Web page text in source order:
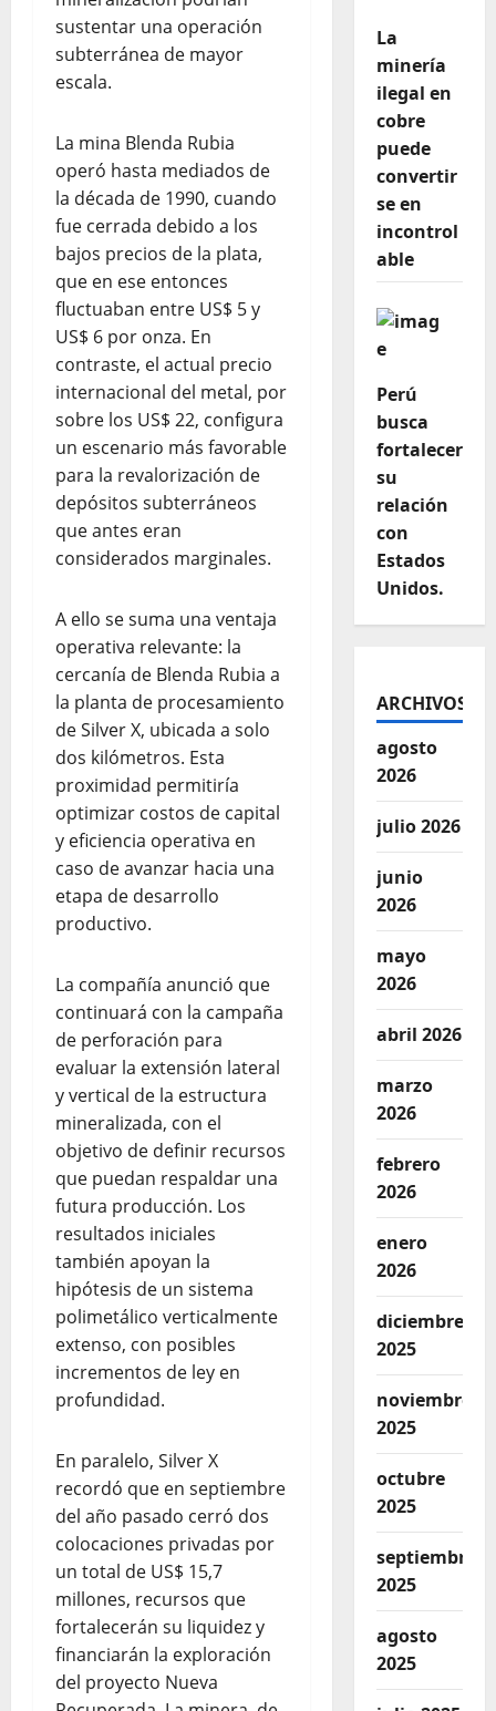
sustentar una operación
subterránea de mayor
escala.
La mina Blenda Rubia
operó hasta mediados de
la década de 1990, cuando
fue cerrada debido a los
bajos precios de la plata,
que en ese entonces
fluctuaban entre US$ 5 y
US$ 6 por onza. En
contraste, el actual precio
internacional del metal, por
sobre los US$ 22, configura
un escenario más favorable
para la revalorización de
depósitos subterráneos
que antes eran
considerados marginales.
A ello se suma una ventaja
operativa relevante: la
cercanía de Blenda Rubia a
la planta de procesamiento
de Silver X, ubicada a solo
dos kilómetros. Esta
proximidad permitiría
optimizar costos de capital
y eficiencia operativa en
caso de avanzar hacia una
etapa de desarrollo
productivo.
La compañía anunció que
continuará con la campaña
de perforación para
evaluar la extensión lateral
y vertical de la estructura
mineralizada, con el
objetivo de definir recursos
que puedan respaldar una
futura producción. Los
resultados iniciales
también apoyan la
hipótesis de un sistema
polimetálico verticalmente
extenso, con posibles
incrementos de ley en
profundidad.
En paralelo, Silver X
recordó que en septiembre
del año pasado cerró dos
colocaciones privadas por
un total de US$ 15,7
millones, recursos que
fortalecerán su liquidez y
financiarán la exploración
del proyecto Nueva
La
minería
ilegal en
cobre
puede
convertir
se en
incontrol
able
Perú
busca
fortalecer
su
relación
con
Estados
Unidos.
ARCHIVOS
agosto
2026
julio 2026
junio
2026
mayo
2026
abril 2026
marzo
2026
febrero
2026
enero
2026
diciembre
2025
noviembre
2025
octubre
2025
septiembre
2025
agosto
2025